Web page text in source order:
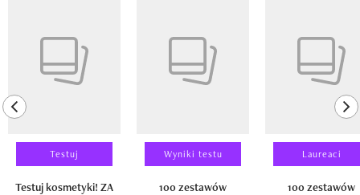
Wizaz Summer Influ School
Mój profil / Zarejestruj się
previous element
Testuj
Testuj kosmetyki! ZA
Wyniki testu
100 zestawów
Laureaci
100 zestawów